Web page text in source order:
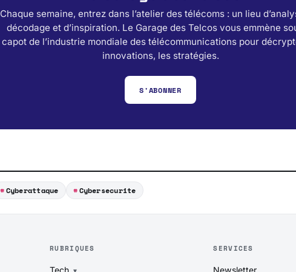
Chaque semaine, entrez dans l’atelier des télécoms : un lieu
décodage et d’inspiration. Le Garage des Telcos vous emmène
capot de l’industrie mondiale des télécommunications pour
innovations, les stratégies.
S'ABONNER
Cyberattaque Cybersecurite
RUBRIQUES
Tech
SERVICES
Newsletter